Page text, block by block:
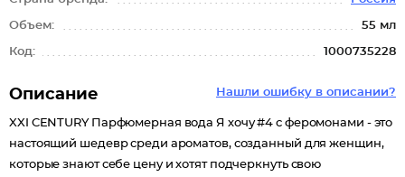
Объем: 55 мл
Код: 1000735228
Нашли ошибку в описании?
Описание
XXI CENTURY Парфюмерная вода Я хочу #4 с феромонами - это
настоящий шедевр среди ароматов, созданный для женщин,
которые знают себе цену и хотят подчеркнуть свою